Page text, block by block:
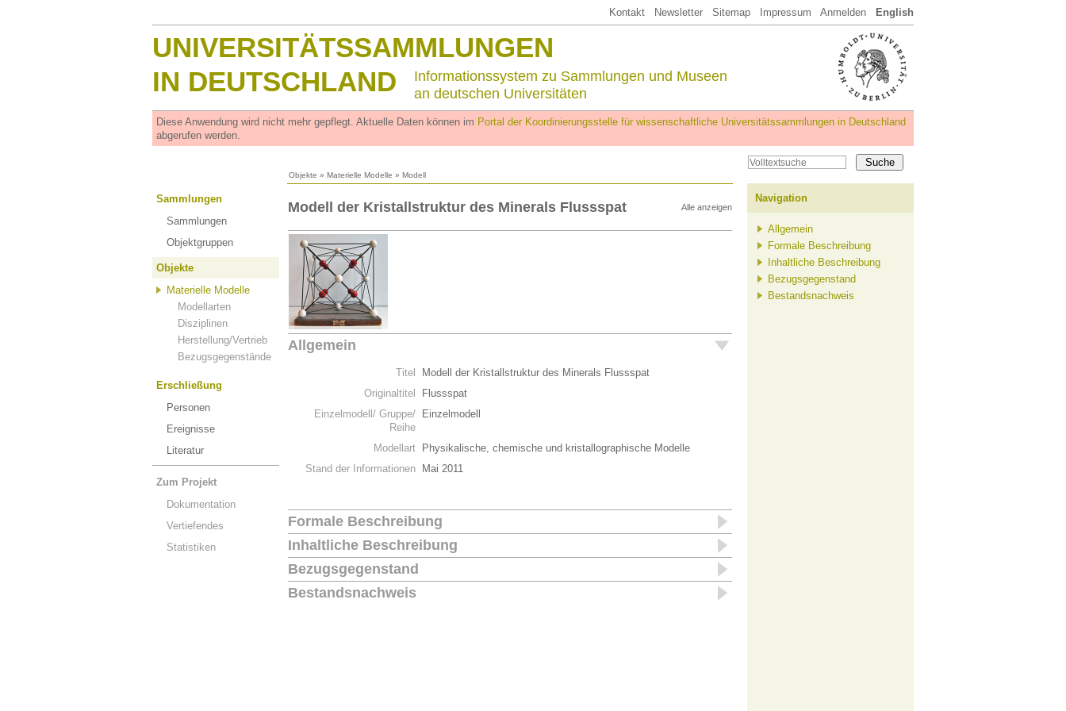
Kontakt Newsletter Sitemap Impressum Anmelden English
UNIVERSITÄTSSAMMLUNGEN
IN DEUTSCHLAND
Informationssystem zu Sammlungen und Museen
an deutschen Universitäten
Diese Anwendung wird nicht mehr gepflegt. Aktuelle Daten können im Portal der Koordinierungsstelle für wissenschaftliche Universitätssammlungen in Deutschland
abgerufen werden.
Objekte » Materielle Modelle » Modell
Sammlungen
Sammlungen
Objektgruppen
Objekte
Materielle Modelle
Modellarten
Disziplinen
Herstellung/Vertrieb
Bezugsgegenstände
Erschließung
Personen
Ereignisse
Literatur
Zum Projekt
Dokumentation
Vertiefendes
Statistiken
Alle anzeigen
Modell der Kristallstruktur des Minerals Flussspat
Allgemein
Titel
Modell der Kristallstruktur des Minerals Flussspat
Originaltitel
Flussspat
Einzelmodell/ Gruppe/
Reihe
Einzelmodell
Modellart
Physikalische, chemische und kristallographische Modelle
Stand der Informationen
Mai 2011
Formale Beschreibung
Inhaltliche Beschreibung
Bezugsgegenstand
Bestandsnachweis
Navigation
Allgemein
Formale Beschreibung
Inhaltliche Beschreibung
Bezugsgegenstand
Bestandsnachweis